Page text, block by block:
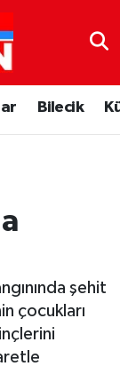
Bilecik
şehit
çocukları